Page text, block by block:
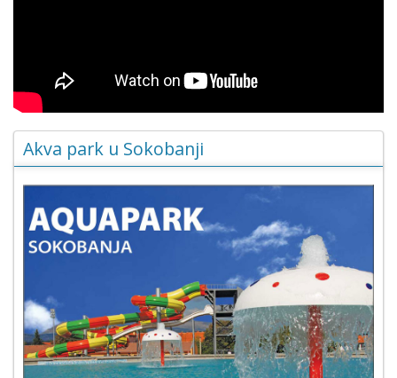
Akva park u Sokobanji